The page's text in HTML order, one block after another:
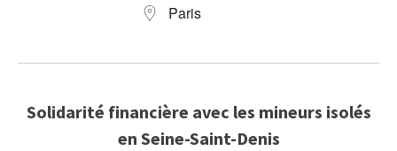
Paris
Solidarité financière avec les mineurs isolés
en Seine-Saint-Denis